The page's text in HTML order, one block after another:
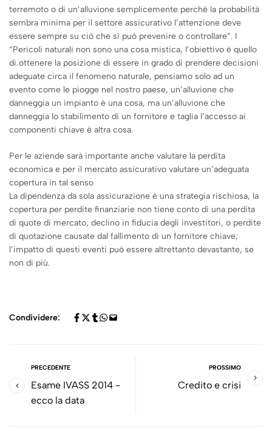
terremoto o di un’alluvione semplicemente perché la probabilità
sembra minima per il settore assicurativo l’attenzione deve
essere sempre su ciò che si può prevenire o controllare”. I
“Pericoli naturali non sono una cosa mistica, l’obiettivo è quello
di ottenere la posizione di essere in grado di prendere decisioni
adeguate circa il fenomeno naturale, pensiamo solo ad un
evento come le piogge nel nostro paese, un’alluvione che
danneggia un impianto è una cosa, ma un’alluvione che
danneggia lo stabilimento di un fornitore e taglia l’accesso ai
componenti chiave è altra cosa.
Per le aziende sarà importante anche valutare la perdita
economica e per il mercato assicurativo valutare un’adeguata
copertura in tal senso
La dipendenza da sola assicurazione è una strategia rischiosa, la
copertura per perdite finanziarie non tiene conto di una perdita
di quote di mercato, declino in fiducia degli investitori, o perdite
di quotazione causate dal fallimento di un fornitore chiave;
l’impatto di questi eventi può essere altrettanto devastante, se
non di più.
Condividere:
PRECEDENTE
Esame IVASS 2014 -
ecco la data
PROSSIMO
Credito e crisi